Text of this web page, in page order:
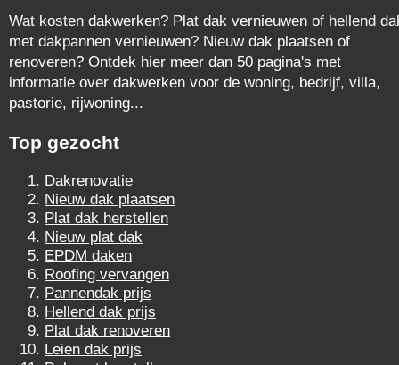
Wat kosten dakwerken? Plat dak vernieuwen of hellend
met dakpannen vernieuwen? Nieuw dak plaatsen of
renoveren? Ontdek hier meer dan 50 pagina's met
informatie over dakwerken voor de woning, bedrijf, villa,
pastorie, rijwoning...
Top gezocht
Dakrenovatie
Nieuw dak plaatsen
Plat dak herstellen
Nieuw plat dak
EPDM daken
Roofing vervangen
Pannendak prijs
Hellend dak prijs
Plat dak renoveren
Leien dak prijs